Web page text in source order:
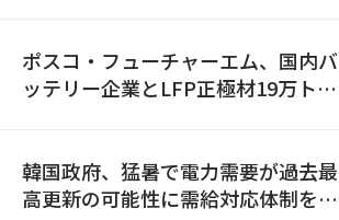
ポスコ・フューチャーエム、国内バ
ッテリー企業とLFP正極材19万トン
韓国政府、猛暑で電力需要が過去最
高更新の可能性に需給対応体制を点